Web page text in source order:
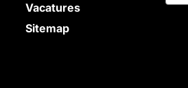
Vacatures
Sitemap